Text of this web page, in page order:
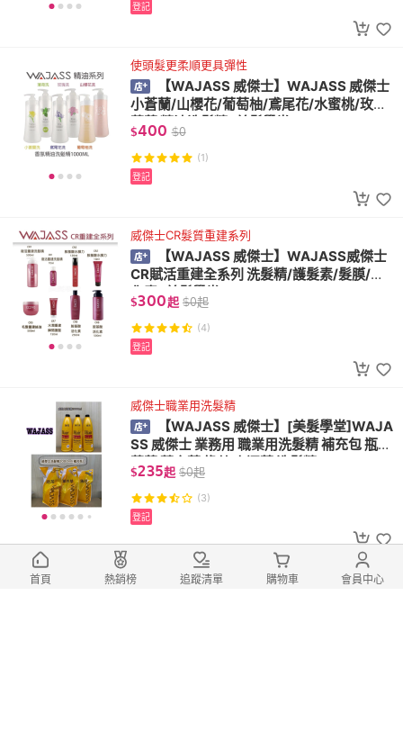
登記
使頭髮更柔順更具彈性
【WAJASS 威傑士】WAJASS 威傑士
小蒼蘭/山櫻花/葡萄柚/鳶尾花/水蜜桃/玫瑰/
$400 $0
(1)
登記
威傑士CR髮質重建系列
【WAJASS 威傑士】WAJASS威傑士
CR賦活重建全系列 洗髮精/護髮素/髮膜/活
化素 [美髮學堂]
$300起 $0起
(4)
登記
威傑士職業用洗髮精
【WAJASS 威傑士】[美髮學堂]WAJA
SS 威傑士 業務用 職業用洗髮精 補充包 瓶裝
薄荷 薰衣草 綠茶 幸運草 洗髮精 2000ml
$235起 $0起
(3)
登記
燙髮後的好選擇 不會毛毛燥燥
首頁 熱銷榜 追蹤清單 購物車 會員中心